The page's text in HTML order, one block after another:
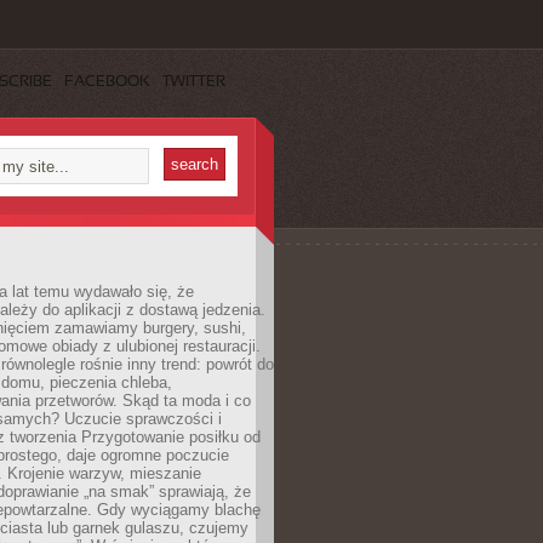
FACEBOOK TWITTER
lat temu wydawało się, że
do aplikacji z dostawą jedzenia.
zamawiamy burgery, sushi,
obiady z ulubionej restauracji.
rośnie inny trend: powrót do
pieczenia chleba,
przetworów. Skąd ta moda i co
Uczucie sprawczości i
Przygotowanie posiłku od
daje ogromne poczucie
Krojenie warzyw, mieszanie
„na smak” sprawiają, że
Gdy wyciągamy blachę
lub garnek gulaszu, czujemy